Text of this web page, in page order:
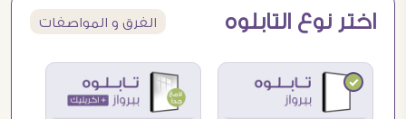
اختر نوع التابلوه الفرق و المواصفات